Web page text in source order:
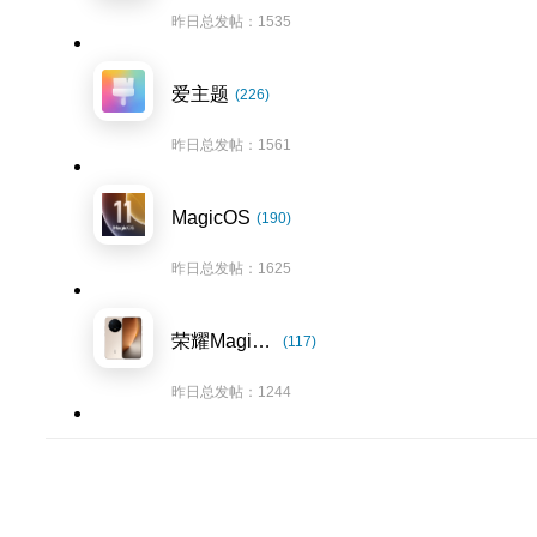
昨日总发帖：1535
爱主题 (226)
昨日总发帖：1561
MagicOS (190)
昨日总发帖：1625
荣耀Magic8系列 (117)
昨日总发帖：1244